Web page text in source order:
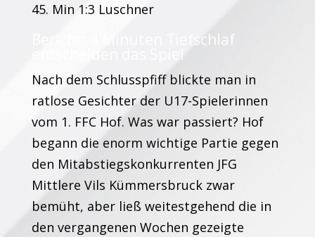
45. Min 1:3 Luschner
Bericht: 4 Minuten Tiefschlaf
Nach dem Schlusspfiff blickte man in
ratlose Gesichter der U17-Spielerinnen
vom 1. FFC Hof. Was war passiert? Hof
begann die enorm wichtige Partie gegen
den Mitabstiegskonkurrenten JFG
Mittlere Vils Kümmersbruck zwar
bemüht, aber ließ weitestgehend die in
den vergangenen Wochen gezeigte